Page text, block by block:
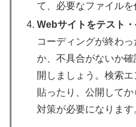
て、必要なファイルを
Webサイトをテスト
コーディングが終わ
か、不具合がないか
開しましょう。検索
貼ったり、公開して
対策が必要になります